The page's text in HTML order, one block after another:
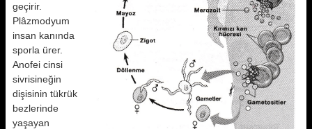
geçirir.
Plâzmodyum
insan kanında
sporla ürer.
Anofei cinsi
sivrisineğin
dişisinin tükrük
bezlerinde
yaşayan